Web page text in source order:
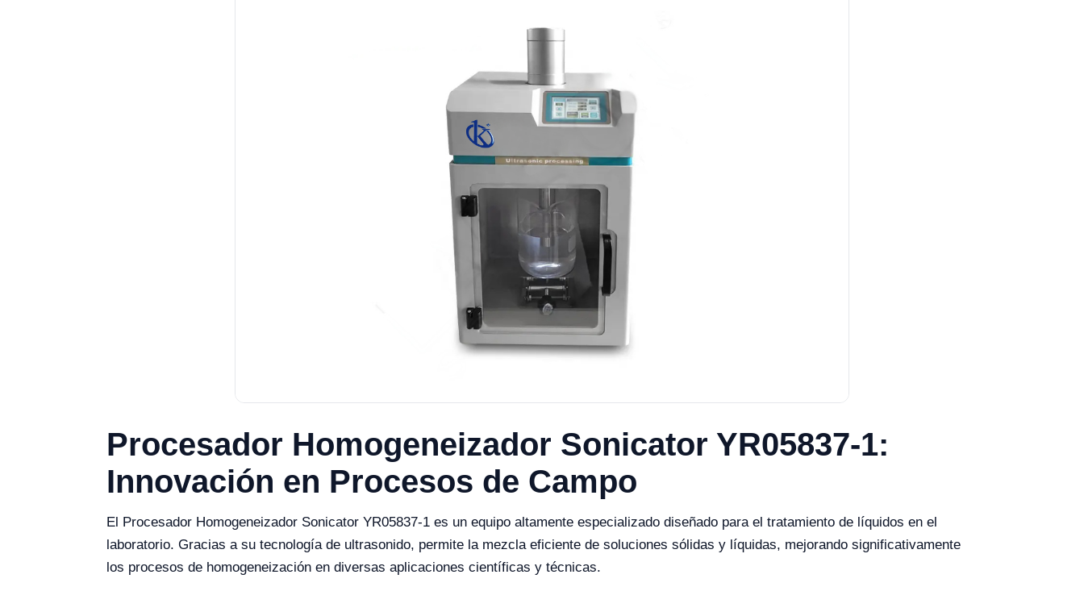
Procesador Homogeneizador Sonicator YR05837-1:
Innovación en Procesos de Campo
El Procesador Homogeneizador Sonicator YR05837-1 es un equipo altamente especializado diseñado para el tratamiento de líquidos en el
laboratorio. Gracias a su tecnología de ultrasonido, permite la mezcla eficiente de soluciones sólidas y líquidas, mejorando significativamente
los procesos de homogeneización en diversas aplicaciones científicas y técnicas.